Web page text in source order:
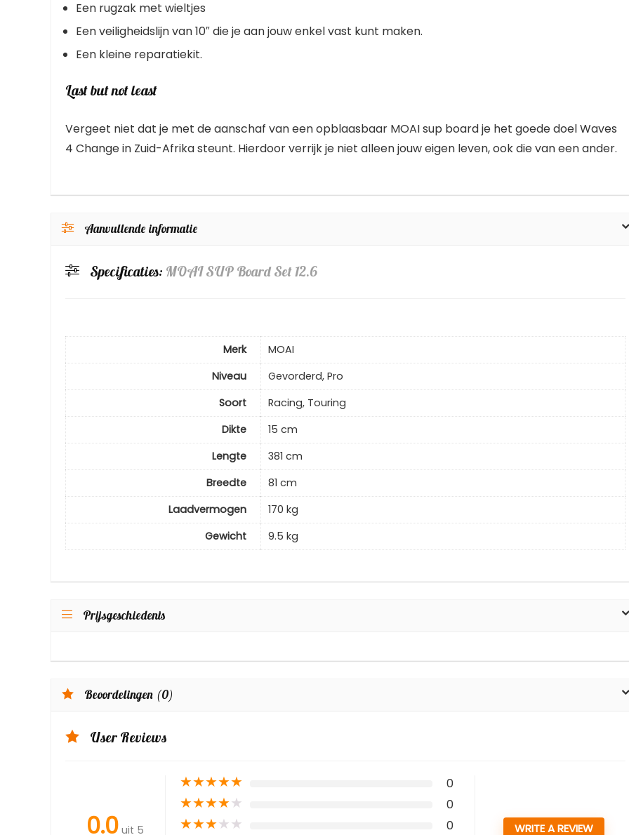
Een rugzak met wieltjes
Een veiligheidslijn van 10″ die je aan jouw enkel vast kunt maken.
Een kleine reparatiekit.
Last but not least
Vergeet niet dat je met de aanschaf van een opblaasbaar MOAI sup board je het goede doel Waves
4 Change in Zuid-Afrika steunt. Hierdoor verrijk je niet alleen jouw eigen leven, ook die van een ander.
Aanvullende informatie
Specificaties: MOAI SUP Board Set 12.6
Merk
MOAI
Niveau
Gevorderd, Pro
Soort
Racing, Touring
Dikte
15 cm
Lengte
381 cm
Breedte
81 cm
Laadvermogen
170 kg
Gewicht
9.5 kg
Prijsgeschiedenis
Beoordelingen (0)
User Reviews
0.0 uit 5
★★★★★ 0
★★★★★ 0
★★★★★ 0 WRITE A REVIEW